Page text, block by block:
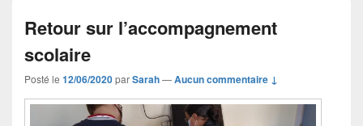
Retour sur l’accompagnement
scolaire
Posté le 12/06/2020parSarah—Aucun commentaire ↓